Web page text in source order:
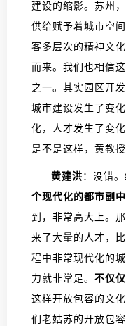
建设的缩影。苏州
供给赋予着城市空
客多层次的精神文
而来。我们也相信
之一。其实园区开
城市建设发生了变
化，人才发生了变
是不是这样，黄教授
黄建洪 ：没错。
个现代化的都市副
到，非常高大上。
来了大量的人才，
程中非常现代化的
力就非常足。 不仅
这样开放包容的文
们老姑苏的开放包